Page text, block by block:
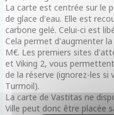
La carte est centrée sur le
de glace d'eau. Elle est
carbone gelé. Celui-ci est
Cela permet d'augmenter
M€. Les premiers sites
et Viking 2, vous
de la réserve (ignorez-les
Turmoil).
La carte de Vastitas ne
Ville peut donc être placée